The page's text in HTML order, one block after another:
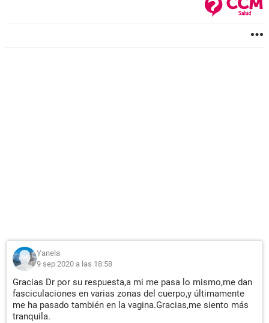
Yanela
9 sep 2020 a las 18:58
Gracias Dr por su respuesta,a mi me pasa lo mismo,me dan
fasciculaciones en varias zonas del cuerpo,y últimamente
me ha pasado también en la vagina.Gracias,me siento más
tranquila.